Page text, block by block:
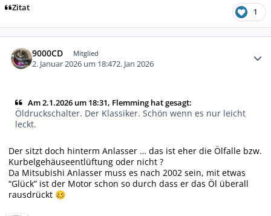
Zitat 1
9000CD Mitglied
2. Januar 2026 um 18:472. Jan 2026
Am 2.1.2026 um 18:31, Flemming hat gesagt:
Öldruckschalter. Der Klassiker. Schön wenn es nur leicht
leckt.
Der sitzt doch hinterm Anlasser … das ist eher die Ölfalle bzw.
Kurbelgehäuseentlüftung oder nicht ?
Da Mitsubishi Anlasser muss es nach 2002 sein, mit etwas
“Glück” ist der Motor schon so durch dass er das Öl überall
rausdrückt 🥴